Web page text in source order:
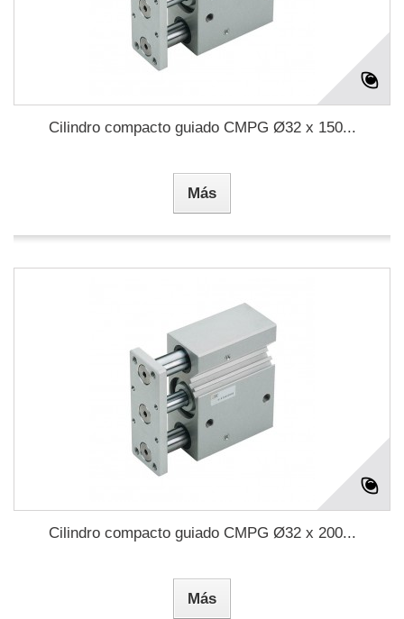
Cilindro compacto guiado CMPG Ø32 x 150...
Más
Cilindro compacto guiado CMPG Ø32 x 200...
Más